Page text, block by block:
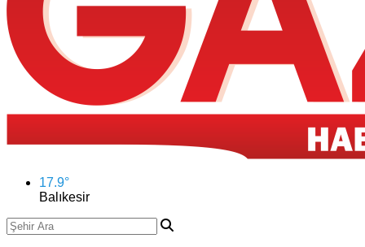
17.9°
Balıkesir